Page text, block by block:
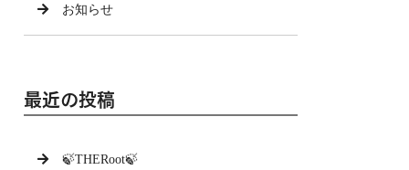
お知らせ
最近の投稿
🍃THERoot🍃